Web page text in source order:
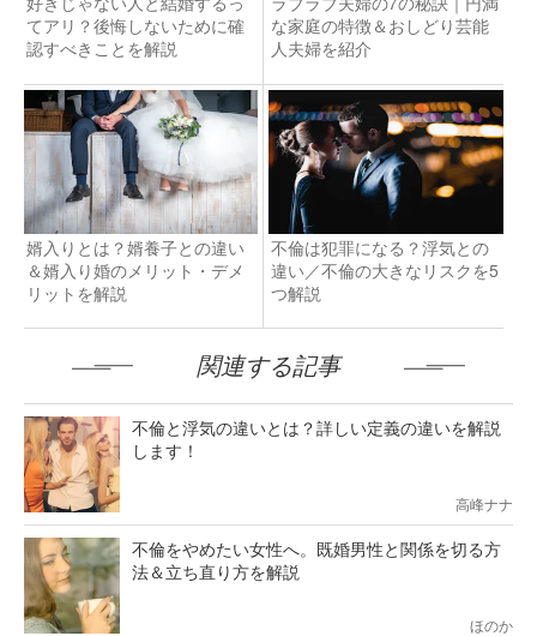
てアリ？後悔しないために確
認すべきことを解説
な家庭の特徴＆おしどり芸能
人夫婦を紹介
婿入りとは？婿養子との違い
＆婿入り婚のメリット・デメ
リットを解説
不倫は犯罪になる？浮気との
違い／不倫の大きなリスクを5
つ解説
関連する記事
不倫と浮気の違いとは？詳しい定義の違いを解説
します！
高峰ナナ
不倫をやめたい女性へ。既婚男性と関係を切る方
法＆立ち直り方を解説
ほのか